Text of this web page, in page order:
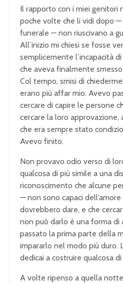
Il rapporto con i miei genitori
poche volte che li vidi dopo —
funerale — non riuscivano a
All’inizio mi chiesi se fosse
semplicemente l’incapacità
che aveva finalmente
Col tempo, smisi di
erano più affar mio. Avevo
cercare di capire le persone
cercare la loro approvazione,
che era sempre stato
Avevo finito.
Non provavo odio verso di
qualcosa di più simile a una
riconoscimento che alcune
— non sono capaci
dovrebbero dare, e che
non può darlo è una forma di
passato la prima parte della
impararlo nel modo più duro.
dedicai a costruire qualcosa
A volte ripenso a quella